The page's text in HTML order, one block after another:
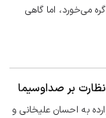
می‌خورد، اما گاهی
بر صداوسیما
به احسان علیخانی و